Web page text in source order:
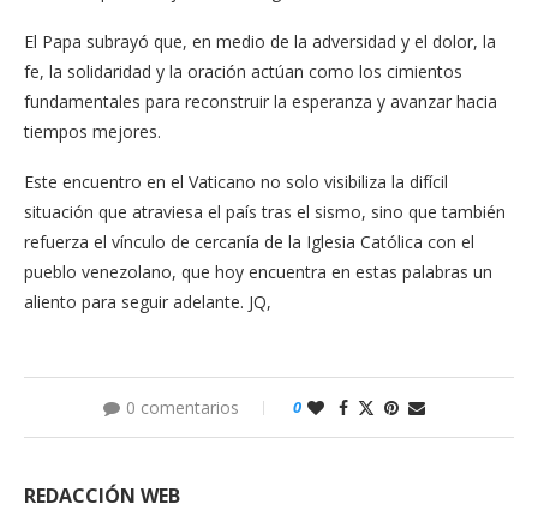
El Papa subrayó que, en medio de la adversidad y el dolor, la
fe, la solidaridad y la oración actúan como los cimientos
fundamentales para reconstruir la esperanza y avanzar hacia
tiempos mejores.
Este encuentro en el Vaticano no solo visibiliza la difícil
situación que atraviesa el país tras el sismo, sino que también
refuerza el vínculo de cercanía de la Iglesia Católica con el
pueblo venezolano, que hoy encuentra en estas palabras un
aliento para seguir adelante. JQ,
0 comentarios 0
REDACCIÓN WEB